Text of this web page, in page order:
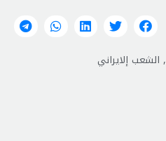
, الشعب إلايراني